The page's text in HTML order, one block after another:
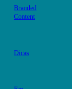
Branded
Content
Dicas